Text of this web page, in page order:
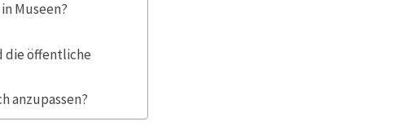
Museen?
die öffentliche
anzupassen?